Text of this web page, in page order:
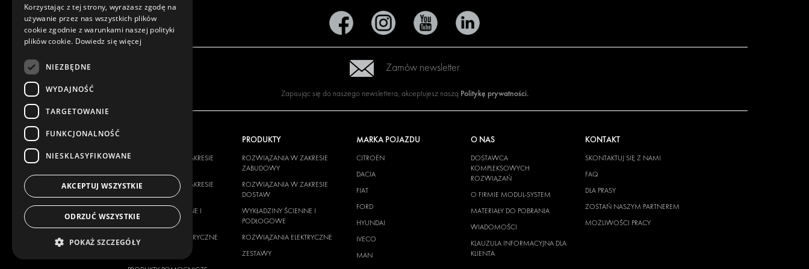
Zamów newsletter
Zapisując się do naszego newslettera, akceptujesz naszą Politykę prywatności.
ROZWIĄZANIA W ZAKRESIE
ROZWIĄZANIA W ZAKRESIE
WYKŁADZINY ŚCIENNE I
PODŁOGOWE
ROZWIĄZANIA ELEKTRYCZNE
PRODUKTY
ROZWIĄZANIA W ZAKRESIE
ZABUDOWY
ROZWIĄZANIA W ZAKRESIE
DOSTAW
WYKŁADZINY ŚCIENNE I
PODŁOGOWE
ROZWIĄZANIA ELEKTRYCZNE
ZESTAWY
MARKA POJAZDU
CITROËN
DACIA
FIAT
FORD
HYUNDAI
IVECO
MAN
O NAS
DOSTAWCA
KOMPLEKSOWYCH
ROZWIĄZAŃ
O FIRMIE MODUL-SYSTEM
MATERIAŁY DO POBRANIA
WIADOMOŚCI
KLAUZULA INFORMACYJNA DLA
KLIENTA
KONTAKT
SKONTAKTUJ SIĘ Z NAMI
FAQ
DLA PRASY
ZOSTAŃ NASZYM PARTNEREM
MOŻLIWOŚCI PRACY
Korzystając z tej strony, wyrażasz zgodę na
używanie przez nas wszystkich plików
cookie zgodnie z warunkami naszej polityki
plików cookie. Dowiedz się więcej
NIEZBĘDNE
WYDAJNOŚĆ
TARGETOWANIE
FUNKCJONALNOŚĆ
NIESKLASYFIKOWANE
AKCEPTUJ WSZYSTKIE
ODRZUĆ WSZYSTKIE
POKAŻ SZCZEGÓŁY